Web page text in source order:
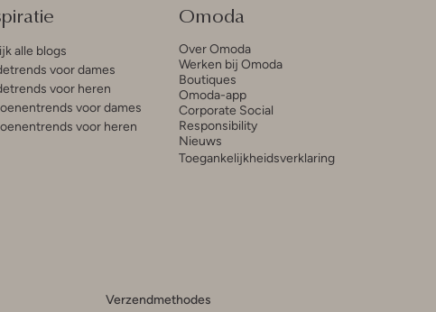
alle blogs
voor dames
voor heren
voor dames
voor heren
Omoda
Over Omoda
Werken bij Omoda
Boutiques
Omoda-app
Corporate Social
Responsibility
Nieuws
Toegankelijkheidsverklaring
Verzendmethodes